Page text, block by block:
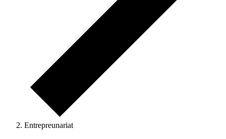
Entrepreunariat